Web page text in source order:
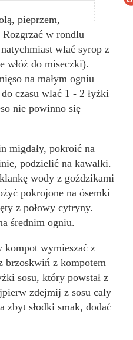
pieprzem,
w rondlu
wlać syrop z
włóż do miseczki).
na małym ogniu
czasu wlać 1 - 2 łyżki
nie powinno się
migdały, pokroić na
podzielić na kawałki.
wody z goździkami
pokrojone na ósemki
z połowy cytryny.
średnim ogniu.
kompot wymieszać z
brzoskwiń z kompotem
sosu, który powstał z
zdejmij z sosu cały
zbyt słodki smak, dodać